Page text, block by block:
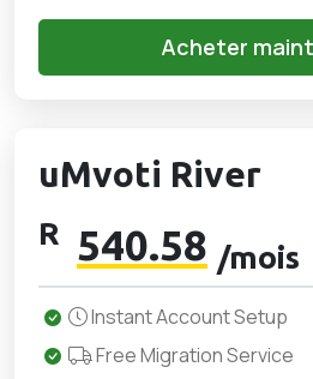
Acheter
uMvoti River
R 540.58 /mois
Instant Account Setup
Free Migration Service